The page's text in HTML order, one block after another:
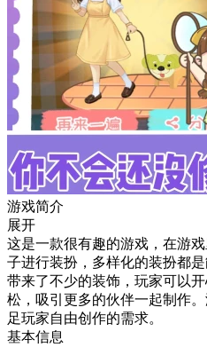
游戏简介
展开
这是一款很有趣的游戏，在游
子进行装扮，多样化的装扮都
带来了不少的装饰，玩家可以
松，吸引更多的伙伴一起制作
足玩家自由创作的需求。
基本信息